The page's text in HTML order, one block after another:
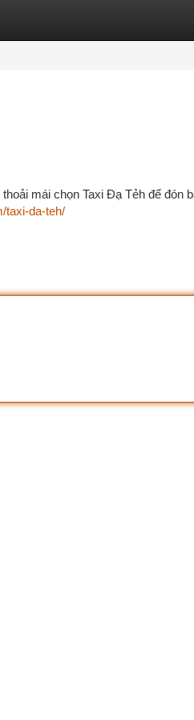
mái chọn Taxi Đạ Tẻh để đón
taxi-da-teh/